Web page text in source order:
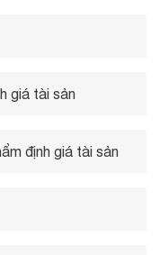
giá tài sản
định giá tài sản